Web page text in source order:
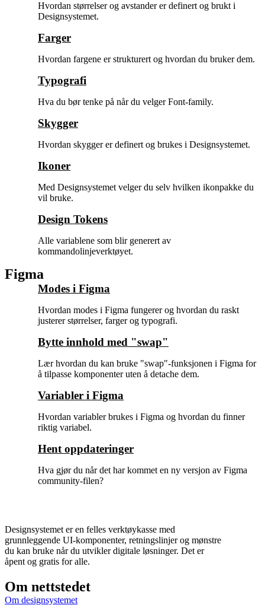
Hvordan størrelser og avstander er definert og brukt i
Designsystemet.
Farger
Hvordan fargene er strukturert og hvordan du bruker dem.
Typografi
Hva du bør tenke på når du velger Font-family.
Skygger
Hvordan skygger er definert og brukes i Designsystemet.
Ikoner
Med Designsystemet velger du selv hvilken ikonpakke du
vil bruke.
Design Tokens
Alle variablene som blir generert av
kommandolinjeverktøyet.
Figma
Modes i Figma
Hvordan modes i Figma fungerer og hvordan du raskt
justerer størrelser, farger og typografi.
Bytte innhold med "swap"
Lær hvordan du kan bruke "swap"-funksjonen i Figma for
å tilpasse komponenter uten å detache dem.
Variabler i Figma
Hvordan variabler brukes i Figma og hvordan du finner
riktig variabel.
Hent oppdateringer
Hva gjør du når det har kommet en ny versjon av Figma
community-filen?
Designsystemet er en felles verktøykasse med
grunnleggende UI-komponenter, retningslinjer og mønstre
du kan bruke når du utvikler digitale løsninger. Det er
åpent og gratis for alle.
Om nettstedet
Om designsystemet